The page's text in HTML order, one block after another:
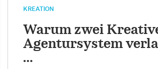
KREATION
Warum zwei
Agentursystem
…